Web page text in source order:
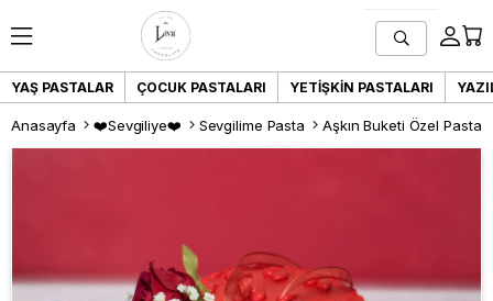
YAŞ PASTALAR ÇOCUK PASTALARI YETIŞKIN PASTALARI
Anasayfa ❤️Sevgiliye❤️ Sevgilime Pasta Aşkın Buketi Özel Pasta